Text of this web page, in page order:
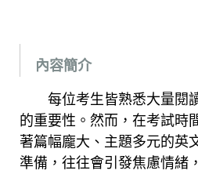
內容簡介
每位考生皆熟悉大量閱
的重要性。然而，在考試時
著篇幅龐大、主題多元的英
準備，往往會引發焦慮情緒